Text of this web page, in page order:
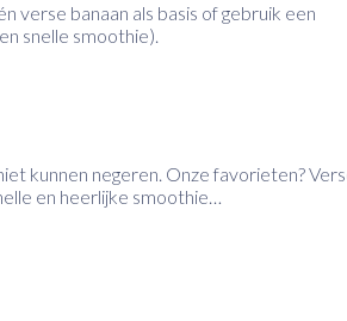
verse banaan als basis of gebruik een
snelle smoothie).
kunnen negeren. Onze favorieten?
en heerlijke smoothie…